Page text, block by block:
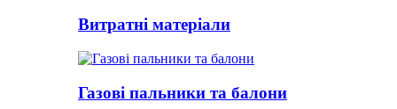
Витратні матеріали
Газові пальники та балони